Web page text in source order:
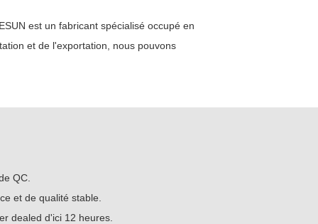
est un fabricant spécialisé occupé en
et de l'exportation, nous pouvons
QC.
et de qualité stable.
dealed d'ici 12 heures.